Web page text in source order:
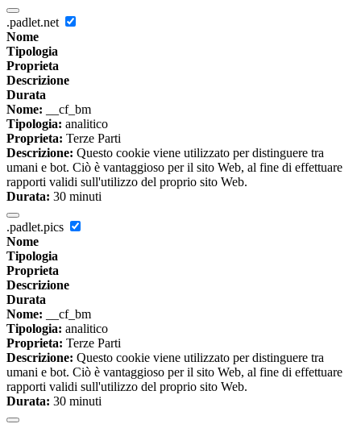
.padlet.net
Nome
Tipologia
Proprieta
Descrizione
Durata
Nome: __cf_bm
Tipologia: analitico
Proprieta: Terze Parti
Descrizione: Questo cookie viene utilizzato per distinguere tra
umani e bot. Ciò è vantaggioso per il sito Web, al fine di effettuare
rapporti validi sull'utilizzo del proprio sito Web.
Durata: 30 minuti
.padlet.pics
Nome
Tipologia
Proprieta
Descrizione
Durata
Nome: __cf_bm
Tipologia: analitico
Proprieta: Terze Parti
Descrizione: Questo cookie viene utilizzato per distinguere tra
umani e bot. Ciò è vantaggioso per il sito Web, al fine di effettuare
rapporti validi sull'utilizzo del proprio sito Web.
Durata: 30 minuti